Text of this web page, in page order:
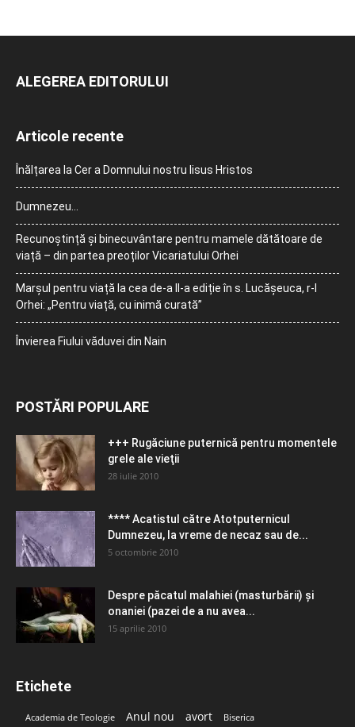
ALEGEREA EDITORULUI
Articole recente
Înălțarea la Cer a Domnului nostru Iisus Hristos
Dumnezeu…
Recunoștință și binecuvântare pentru mamele dătătoare de
viață – din partea preoților Vicariatului Orhei
Marșul pentru viață la cea de-a II-a ediție în s. Lucășeuca, r-l
Orhei: „Pentru viață, cu inimă curată”
Învierea Fiului văduvei din Nain
POSTĂRI POPULARE
+++ Rugăciune puternică pentru momentele
grele ale vieţii
28 iulie 2010
**** Acatistul către Atotputernicul
Dumnezeu, la vreme de necaz sau de...
5 octombrie 2010
Despre păcatul malahiei (masturbării) şi
onaniei (pazei de a nu avea...
15 aprilie 2010
Etichete
Academia de Teologie Anul nou avort Biserica